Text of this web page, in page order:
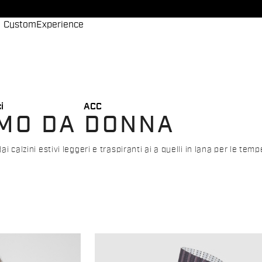
CustomExperience
ACC
DA DONNA
calzini estivi leggeri e traspiranti ai a quelli in lana per le